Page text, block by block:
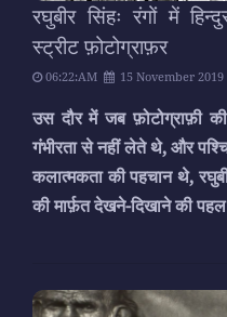
रघुबीर सिंहः रंगों में
स्ट्रीट फ़ोटोग्राफ़र
06:22:AM 15 November 2019
उस दौर में जब फ़ोटोग्राफ़ी
गंभीरता से नहीं लेते थे, और
कलात्मकता की पहचान थे,
की मार्फ़त देखने-दिखाने की